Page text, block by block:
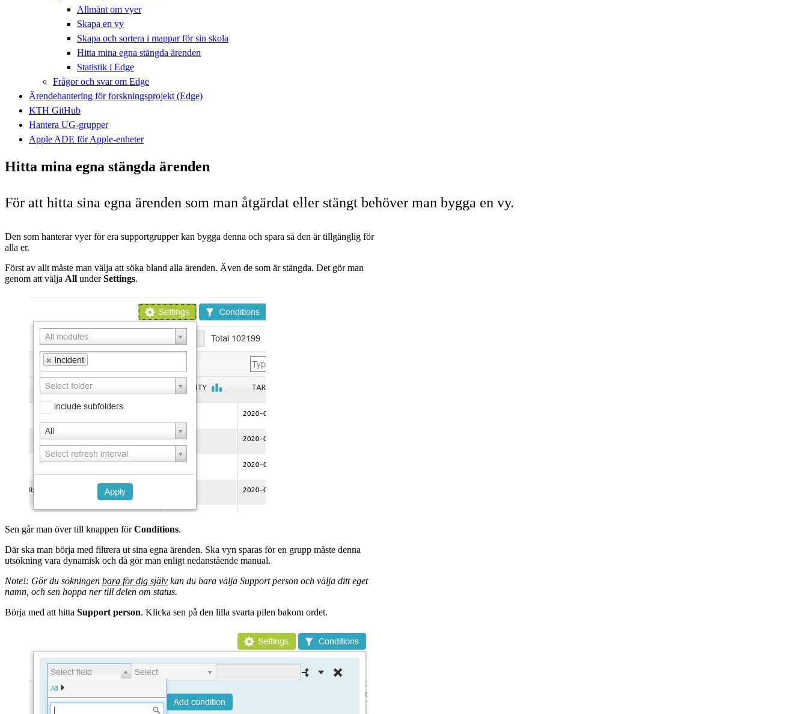
Allmänt om vyer
Skapa en vy
Skapa och sortera i mappar för sin skola
Hitta mina egna stängda ärenden
Statistik i Edge
Frågor och svar om Edge
Ärendehantering för forskningsprojekt (Edge)
KTH GitHub
Hantera UG-grupper
Apple ADE för Apple-enheter
Hitta mina egna stängda ärenden
För att hitta sina egna ärenden som man åtgärdat eller stängt behöver man bygga en vy.
Den som hanterar vyer för era supportgrupper kan bygga denna och spara så den är tillgänglig för
alla er.
Först av allt måste man välja att söka bland alla ärenden. Även de som är stängda. Det gör man
genom att välja All underSettings.
Sen går man över till knappen förConditions.
Där ska man börja med filtrera ut sina egna ärenden. Ska vyn sparas för en grupp måste denna
utsökning vara dynamisk och då gör man enligt nedanstående manual.
Note!: Gör du sökningen bara för dig själv kan du bara välja Support person och välja ditt eget
namn, och sen hoppa ner till delen om status.
Börja med att hitta Support person. Klicka sen på den lilla svarta pilen bakom ordet.